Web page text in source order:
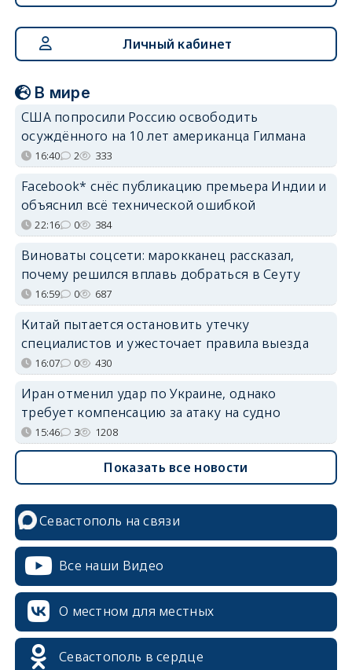
Личный кабинет
В мире
США попросили Россию освободить
осуждённого на 10 лет американца Гилмана
16:40 2 333
Facebook* снёс публикацию премьера Индии и
объяснил всё технической ошибкой
22:16 0 384
Виноваты соцсети: марокканец рассказал,
почему решился вплавь добраться в Сеуту
16:59 0 687
Китай пытается остановить утечку
специалистов и ужесточает правила выезда
16:07 0 430
Иран отменил удар по Украине, однако
требует компенсацию за атаку на судно
15:46 3 1208
Показать все новости
Севастополь на связи
Все наши Видео
О местном для местных
Севастополь в сердце